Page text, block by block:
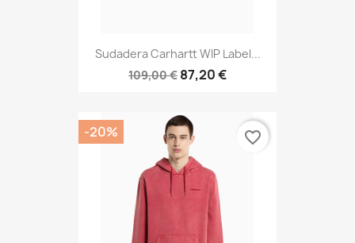
Sudadera Carhartt WIP Label...
109,00 € 87,20 €
-20% favorite_border